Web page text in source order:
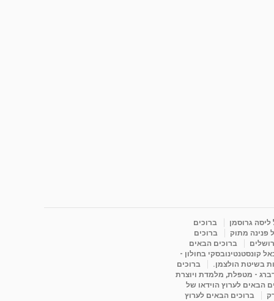
גרוסמן
ברוכים
פנינה מתוק
ברוכים
ברוכים הבאים
קונסטנטינובסקי בחולון -
בשיטת הולצמן.
ברוכים
- מטפלת, מלמדת ויוצרת
הבאים לערוץ הוידאו של
ברוכים הבאים לערוץ